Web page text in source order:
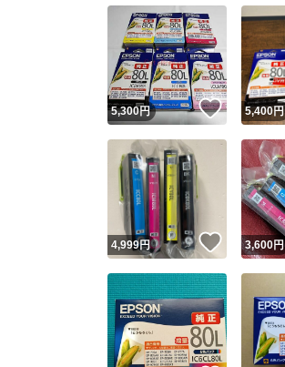
5,300円 いいね！
5,400円
4,999円 いいね！
3,600円